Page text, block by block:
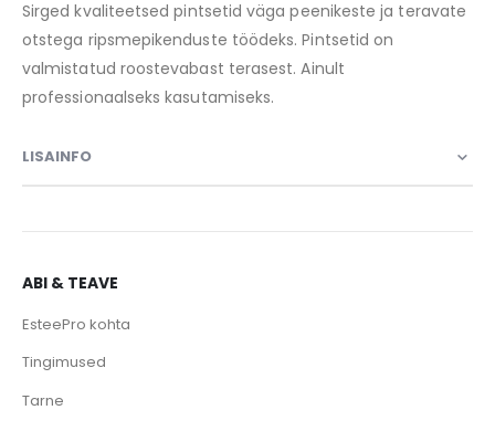
Sirged kvaliteetsed pintsetid väga peenikeste ja teravate
otstega ripsmepikenduste töödeks. Pintsetid on
valmistatud roostevabast terasest. Ainult
professionaalseks kasutamiseks.
LISAINFO
ABI & TEAVE
EsteePro kohta
Tingimused
Tarne